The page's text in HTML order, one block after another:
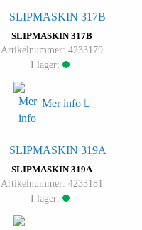
SLIPMASKIN 317B
Artikelnummer: 4233179
I lager:
Mer info
SLIPMASKIN 319A
Artikelnummer: 4233181
I lager: